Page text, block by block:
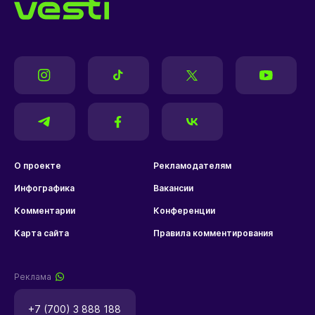
О проекте Рекламодателям
Инфографика Вакансии
Комментарии Конференции
Карта сайта Правила комментирования
Реклама
+7 (700) 3 888 188